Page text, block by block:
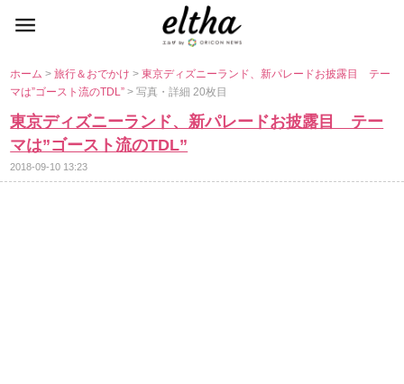
ホーム>旅行＆おでかけ>東京ディズニーランド、新パレードお披露目 テー
マは”ゴースト流のTDL”> 写真・詳細 20枚目
東京ディズニーランド、新パレードお披露目 テー
マは”ゴースト流のTDL”
2018-09-10 13:23